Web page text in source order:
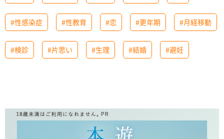
#性感染症 #性教育 #恋 #更年期 #月経移動
#検診 #片思い #生理 #結婚 #避妊